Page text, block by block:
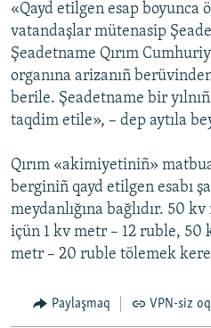
«Qayd etilgen esap
vatandaşlar mütenasip
Şeadetname Qırım
organına arizanıñ
berile. Şeadetname bir
taqdim etile», – dep aytıla
Qırım «akimiyetiniñ»
berginiñ qayd etilgen esabı
meydanlığına bağlıdır. 50
içün 1 kv metr – 12 ruble, 50
metr – 20 ruble tölemek
Paylaşmaq VPN-siz